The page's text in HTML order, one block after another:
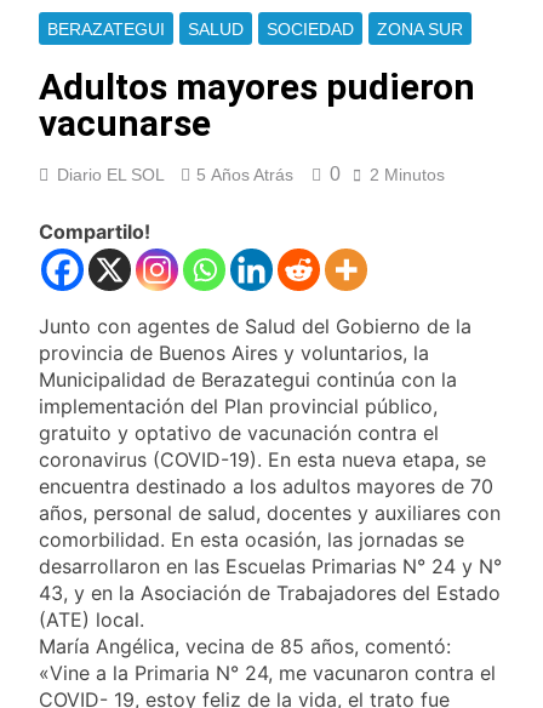
Jorge Messi
Murió Jorge Messi,
padre de Lionel
20 Horas Atrás
Thiago Medina fue
abuso sexual
La CGT y las dos
nuevas marchas
contra el Gobierno
La noche del Afro
Quilmeño: boxeo de
de Quilmes
La Diócesis de
Quilmes celebró la
visita del Papa León
XIV a la Argentina
2 Días Atrás
Figuras de la cultura
se sumaron a la
marcha frente al
Congreso contra la
Ley de Propiedad
Privada
2 Días Atrás
Nueva jornada
negativa para los
activos argentinos:
cayeron las acciones
en Wall Street y el
riesgo país quedó al
borde de los 450
puntos
2 Días Atrás
Jorge Macri condenó
los disturbios frente
calificó a los
responsables como
«delincuentes
Día Internacional de
la Cerveza: los tres
BERAZATEGUI SALUD SOCIEDAD ZONA SUR
Adultos mayores pudieron
vacunarse
Diario EL SOL 5 Años Atrás 0 2 Minutos
Compartilo!
Junto con agentes de Salud del Gobierno de la
provincia de Buenos Aires y voluntarios, la
Municipalidad de Berazategui continúa con la
implementación del Plan provincial público,
gratuito y optativo de vacunación contra el
coronavirus (COVID-19). En esta nueva etapa, se
encuentra destinado a los adultos mayores de 70
años, personal de salud, docentes y auxiliares con
comorbilidad. En esta ocasión, las jornadas se
desarrollaron en las Escuelas Primarias N° 24 y N°
43, y en la Asociación de Trabajadores del Estado
(ATE) local.
María Angélica, vecina de 85 años, comentó:
«Vine a la Primaria N° 24, me vacunaron contra el
COVID- 19, estoy feliz de la vida, el trato fue